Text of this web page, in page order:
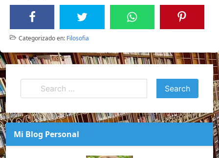
Categorizado en: Filosofia
Mi Blog Personal